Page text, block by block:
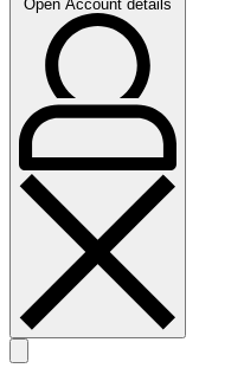
Open Account details